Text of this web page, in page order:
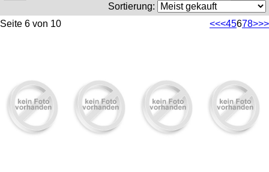
Sortierung:
Seite 6 von 10
<<<45678>>>